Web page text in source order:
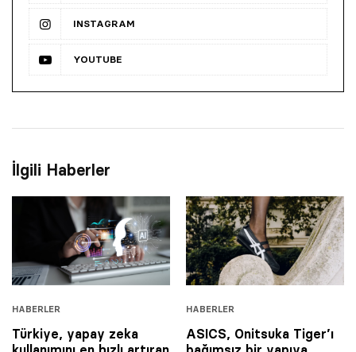
INSTAGRAM
YOUTUBE
İlgili Haberler
HABERLER
Türkiye, yapay zeka
HABERLER
ASICS, Onitsuka Tiger’ı